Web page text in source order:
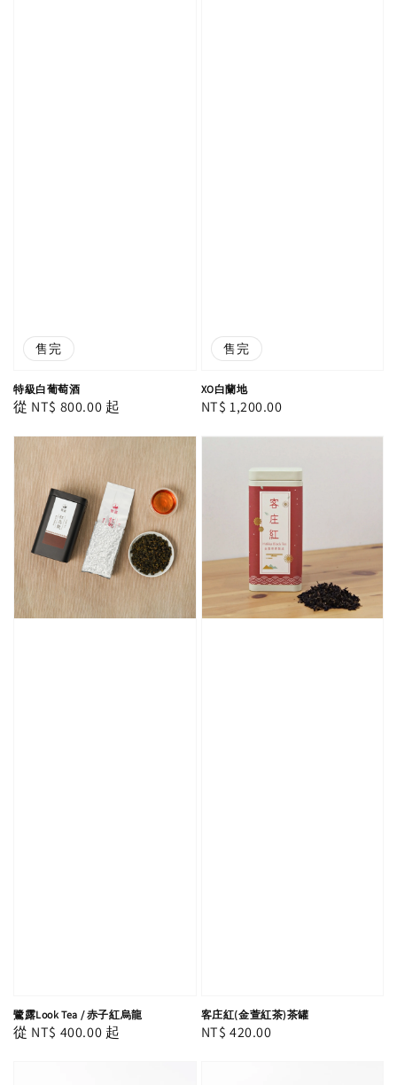
售完
特級白葡萄酒
Regular
從 NT$ 800.00 起
售完
XO白蘭地
Regular
NT$ 1,200.00
鷺露Look Tea / 赤子紅烏龍
Regular
從 NT$ 400.00 起
客庄紅(金萱紅茶)茶罐
Regular
NT$ 420.00